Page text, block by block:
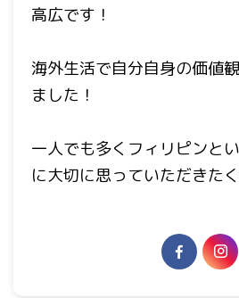
高広です！
海外生活で自分自身の価値
ました！
一人でも多くフィリピンと
に大切に思っていただきた